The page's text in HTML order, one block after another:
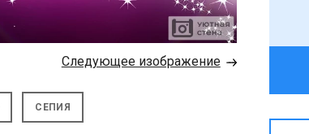
Следующее изображение →
СЕПИЯ